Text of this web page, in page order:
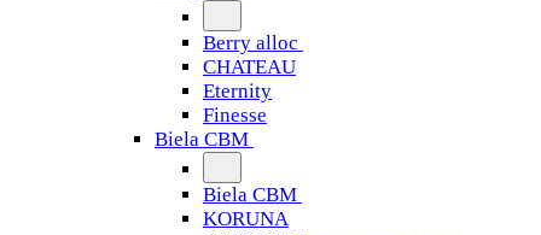
Berry alloc
CHATEAU
Eternity
Finesse
Biela CBM
Biela CBM
KORUNA